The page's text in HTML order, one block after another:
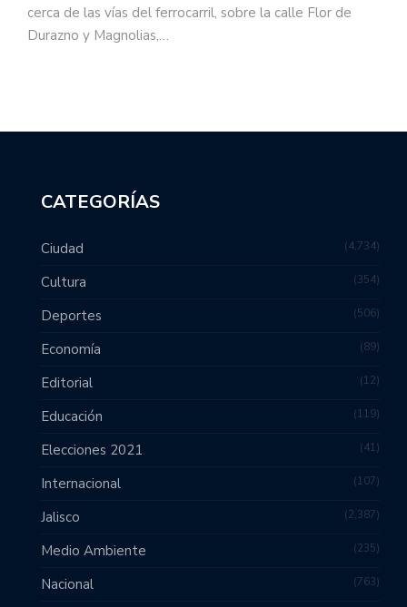
cerca de las vías del ferrocarril, sobre la calle Flor de
Durazno y Magnolias,…
CATEGORÍAS
Ciudad 4,734
Cultura 354
Deportes 506
Economía 89
Editorial 12
Educación 119
Elecciones 2021 41
Internacional 107
Jalisco 2,387
Medio Ambiente 235
Nacional 763